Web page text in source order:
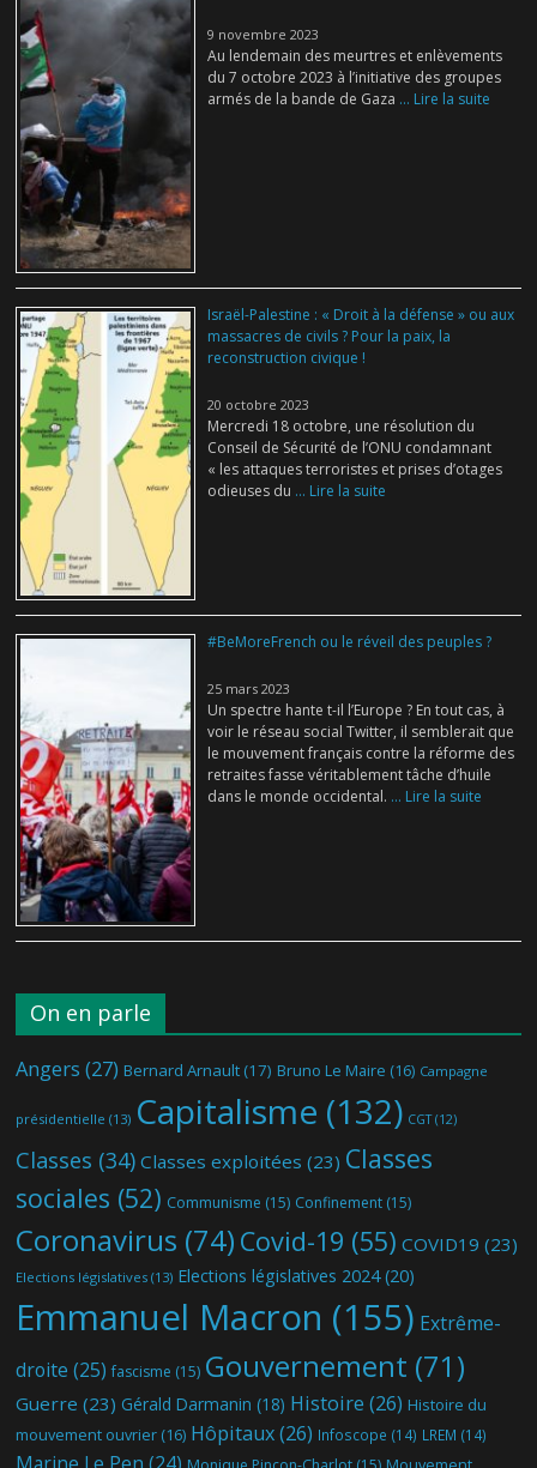
9 novembre 2023
Au lendemain des meurtres et enlèvements
du 7 octobre 2023 à l’initiative des groupes
armés de la bande de Gaza ... Lire la suite
Israël-Palestine : « Droit à la défense » ou aux
massacres de civils ? Pour la paix, la
reconstruction civique !
20 octobre 2023
Mercredi 18 octobre, une résolution du
Conseil de Sécurité de l’ONU condamnant
« les attaques terroristes et prises d’otages
odieuses du ... Lire la suite
#BeMoreFrench ou le réveil des peuples ?
25 mars 2023
Un spectre hante t-il l’Europe ? En tout cas, à
voir le réseau social Twitter, il semblerait que
le mouvement français contre la réforme des
retraites fasse véritablement tâche d’huile
dans le monde occidental. ... Lire la suite
On en parle
Angers (27) Bernard Arnault (17) Bruno Le Maire (16) Campagne
présidentielle (13) Capitalisme (132) CGT(12)
Classes (34) Classes exploitées (23) Classes
sociales (52) Communisme (15) Confinement (15)
Coronavirus (74) Covid-19 (55) COVID19 (23)
Elections législatives (13) Elections législatives 2024(20)
Emmanuel Macron (155) Extrême-
droite (25) fascisme (15) Gouvernement (71)
Guerre (23) Gérald Darmanin (18) Histoire (26) Histoire du
mouvement ouvrier (16) Hôpitaux(26) Infoscope (14) LREM (14)